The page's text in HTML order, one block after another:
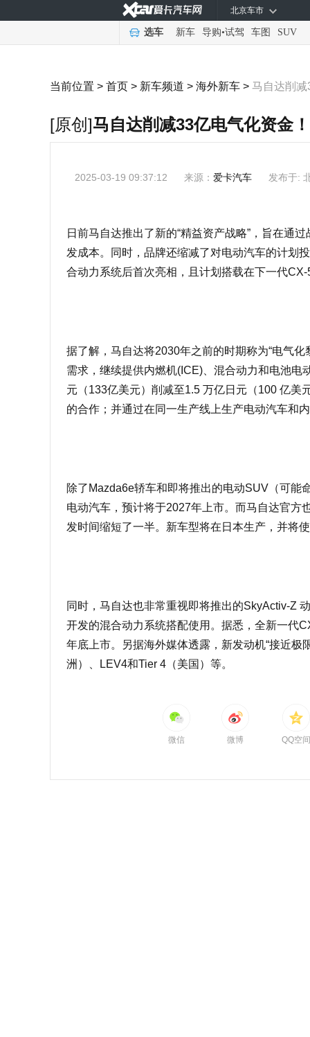
北京车市
选车 新车 导购•试驾 车图 SUV
当前位置 > 首页 > 新车频道 > 海外新车 > 马自达削
[原创]马自达削减33亿电气化资金
2025-03-19 09:37:12 来源： 爱卡汽车 发布于:
日前马自达推出了新的“精益资产战略”，旨在通
发成本。同时，品牌还缩减了对电动汽车的计划
合动力系统后首次亮相，且计划搭载在下一代
据了解，马自达将2030年之前的时期称为“电气
需求，继续提供内燃机(ICE)、混合动力和电池
元（133亿美元）削减至1.5 万亿日元（100 亿
的合作；并通过在同一生产线上生产电动汽车和
除了Mazda6e轿车和即将推出的电动SUV（可能
电动汽车，预计将于2027年上市。而马自达官方
发时间缩短了一半。新车型将在日本生产，并将
同时，马自达也非常重视即将推出的SkyActiv-Z
开发的混合动力系统搭配使用。据悉，全新一代
年底上市。另据海外媒体透露，新发动机“接近
洲）、LEV4和Tier 4（美国）等。
微信 微博 QQ空间